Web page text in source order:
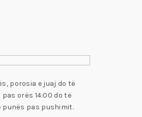
porosia e juaj do të
orës 14:00 do të
punës pas pushimit.